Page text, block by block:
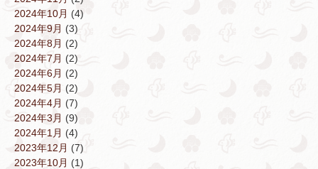
2024年10月 (4)
2024年9月 (3)
2024年8月 (2)
2024年7月 (2)
2024年6月 (2)
2024年5月 (2)
2024年4月 (7)
2024年3月 (9)
2024年1月 (4)
2023年12月 (7)
2023年10月 (1)